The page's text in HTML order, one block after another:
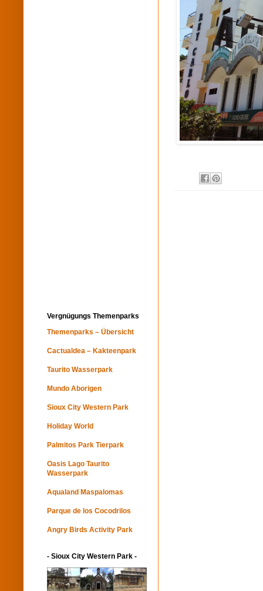
Vergnügungs Themenparks
Themenparks – Übersicht
Cactualdea – Kakteenpark
Taurito Wasserpark
Mundo Aborigen
Sioux City Western Park
Holiday World
Palmitos Park Tierpark
Oasis Lago Taurito
Wasserpark
Aqualand Maspalomas
Parque de los Cocodrilos
Angry Birds Activity Park
- Sioux City Western Park -